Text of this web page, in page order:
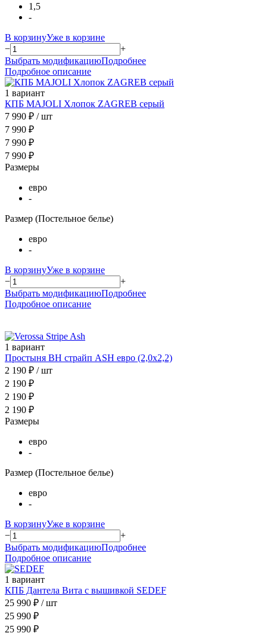
1,5
-
В корзинуУже в корзине
−
+
Выбрать модификациюПодробнее
Подробное описание
1 вариант
КПБ MAJOLI Хлопок ZAGREB серый
7 990 ₽ / шт
7 990 ₽
7 990 ₽
7 990 ₽
Размеры
евро
-
Размер (Постельное белье)
евро
-
В корзинуУже в корзине
−
+
Выбрать модификациюПодробнее
Подробное описание
1 вариант
Простыня ВН страйп ASH евро (2,0х2,2)
2 190 ₽ / шт
2 190 ₽
2 190 ₽
2 190 ₽
Размеры
евро
-
Размер (Постельное белье)
евро
-
В корзинуУже в корзине
−
+
Выбрать модификациюПодробнее
Подробное описание
1 вариант
КПБ Дантела Вита с вышивкой SEDEF
25 990 ₽ / шт
25 990 ₽
25 990 ₽